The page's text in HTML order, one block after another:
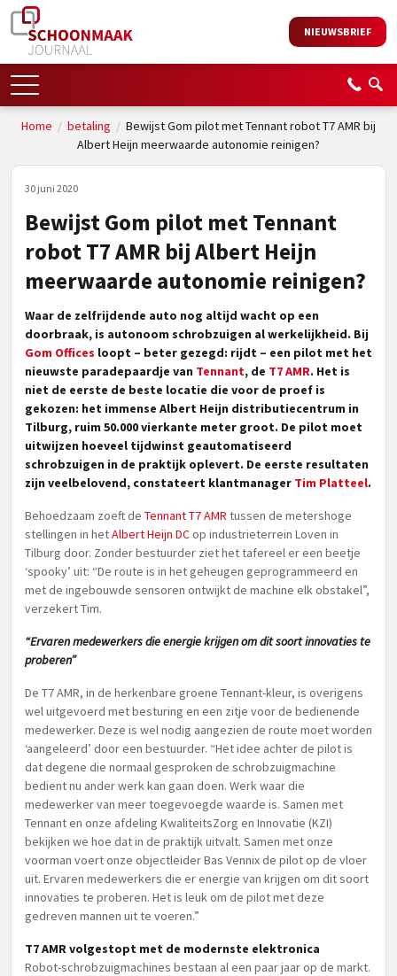
NIEUWSBRIEF
Home / betaling / Bewijst Gom pilot met Tennant robot T7 AMR bij
Albert Heijn meerwaarde autonomie reinigen?
30 juni 2020
Bewijst Gom pilot met Tennant
robot T7 AMR bij Albert Heijn
meerwaarde autonomie reinigen?
Waar de zelfrijdende auto nog altijd wacht op een
doorbraak, is autonoom schrobzuigen al werkelijkheid. Bij
Gom Offices loopt – beter gezegd: rijdt – een pilot met het
nieuwste paradepaardje van Tennant, de T7 AMR. Het is
niet de eerste de beste locatie die voor de proef is
gekozen: het immense Albert Heijn distributiecentrum in
Tilburg, ruim 50.000 vierkante meter groot. De pilot moet
uitwijzen hoeveel tijdwinst geautomatiseerd
schrobzuigen in de praktijk oplevert. De eerste resultaten
zijn veelbelovend, constateert klantmanager Tim Platteel.
Behoedzaam zoeft de Tennant T7 AMR tussen de metershoge
stellingen in hetAlbert Heijn DCop industrieterrein Loven in
Tilburg door. Zonder bestuurder ziet het tafereel er een beetje
‘spooky’ uit: “De route is in het geheugen geprogrammeerd en
met de ingebouwde sensoren ontwijkt de machine elk obstakel”,
verzekert Tim.
“Ervaren medewerkers die energie krijgen om dit soort innovaties te
proberen”
De T7 AMR, in de herkenbare groene Tennant-kleur, is overigens
wel uitgevoerd met besturing en een zitje voor de bedienende
medewerker. Deze is wel nodig aangezien de route moet worden
‘aangeleerd’ door een bestuurder. “Het idee achter de pilot is
dat degene die normaal gesproken de schrobzuigmachine
bedient nu ander werk kan gaan doen. Werk waar die
medewerker van meer toegevoegde waarde is. Samen met
Tennant en onze afdeling KwaliteitsZorg en Innovatie (KZI)
bekijken we hoe dat in de praktijk uitvalt. Samen met onze
voorman voert onze objectleider Bas Vennix de pilot op de vloer
uit. Ervaren medewerkers die er energie van krijgen om dit soort
innovaties te proberen. Het is leuk om de pilot met deze
gedreven mannen uit te voeren.”
T7 AMR volgestopt met de modernste elektronica
Robot-schrobzuigmachines bestaan al een paar jaar op de markt.